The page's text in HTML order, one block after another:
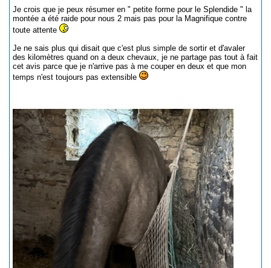
Je crois que je peux résumer en " petite forme pour le Splendide " la
montée a été raide pour nous 2 mais pas pour la Magnifique contre
toute attente
Je ne sais plus qui disait que c'est plus simple de sortir et d'avaler
des kilomètres quand on a deux chevaux, je ne partage pas tout à fait
cet avis parce que je n'arrive pas à me couper en deux et que mon
temps n'est toujours pas extensible